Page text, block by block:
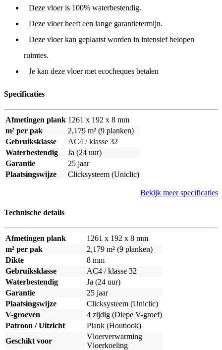
Deze vloer is 100% waterbestendig.
Deze vloer heeft een lange garantietermijn.
Deze vloer kan geplaatst worden in intensief belopen
ruimtes.
Je kan deze vloer met ecocheques betalen
Specificaties
Afmetingen plank 1261 x 192 x 8 mm
m² per pak
2,179 m² (9 planken)
Gebruiksklasse
AC4 / klasse 32
Waterbestendig
Ja (24 uur)
Garantie
25 jaar
Plaatsingswijze
Clicksysteem (Uniclic)
Bekijk meer specificaties
Technische details
Afmetingen plank
1261 x 192 x 8 mm
m² per pak
2,179 m² (9 planken)
Dikte
8 mm
Gebruiksklasse
AC4 / klasse 32
Waterbestendig
Ja (24 uur)
Garantie
25 jaar
Plaatsingswijze
Clicksysteem (Uniclic)
V-groeven
4 zijdig (Diepe V-groef)
Patroon / Uitzicht
Plank (Houtlook)
Geschikt voor
Vloerverwarming
Vloerkoeling